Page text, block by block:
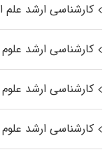
کارشناسی ارشد
کارشناسی ارشد
کارشناسی ارشد
کارشناسی ارشد